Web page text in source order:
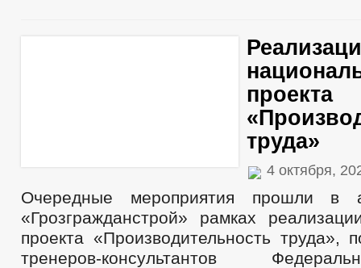
проекта
труда»
4 октября,
Очередные мероприятия прошли в
«Грозгражданстрой» рамках
проекта «Производительность труда»,
тренеров-консультантов